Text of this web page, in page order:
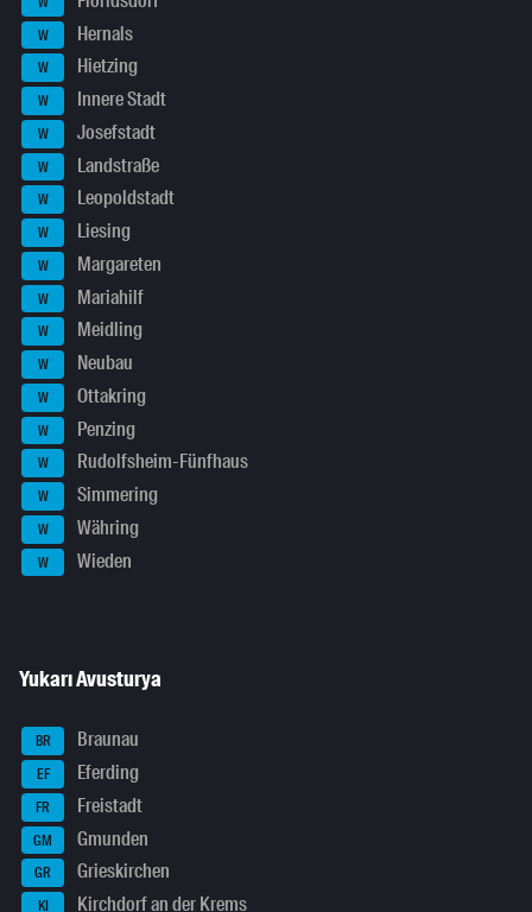
W Hernals
W Hietzing
W Innere Stadt
W Josefstadt
W Landstraße
W Leopoldstadt
W Liesing
W Margareten
W Mariahilf
W Meidling
W Neubau
W Ottakring
W Penzing
W Rudolfsheim-Fünfhaus
W Simmering
W Währing
W Wieden
Yukarı Avusturya
BR Braunau
EF Eferding
FR Freistadt
GM Gmunden
GR Grieskirchen
KI Kirchdorf an der Krems